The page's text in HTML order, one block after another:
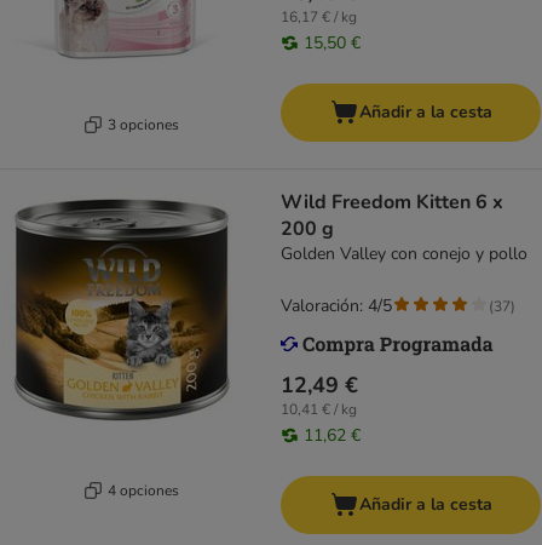
3 opciones
16,17 € / kg
15,50 €
Añadir a la cesta
4 opciones
Wild Freedom Kitten 6 x
200 g
Golden Valley con conejo y pollo
12,49 €
10,41 € / kg
11,62 €
Valoración: 4/5 (37)
Añadir a la cesta